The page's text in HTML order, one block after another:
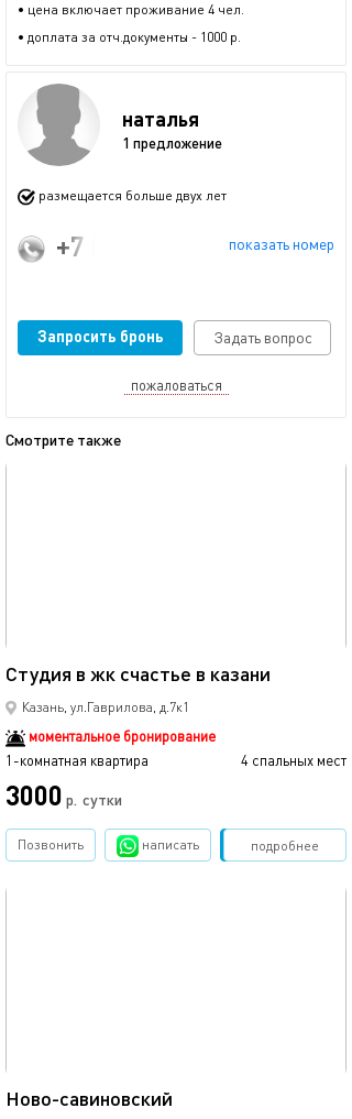
• цена включает проживание 4 чел.
• доплата за отч.документы - 1000 р.
наталья
1 предложение
размещается больше двух лет
показать номер
+7 (987) 290-40-38
Запросить бронь Задать вопрос
пожаловаться
Смотрите также
Студия в жк счастье в казани
Казань, ул.Гаврилова, д.7к1
моментальное бронирование
1-комнатная квартира
4 спальных мест
3000 р. сутки
подробнее
Позвонить написать Забронировать
Ново-савиновский